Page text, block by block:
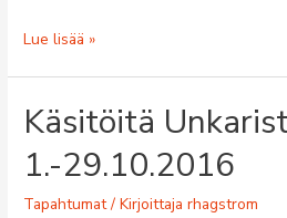
Jäsenilta
18.00
Tammisalissa
Lue lisää »
Käsitöitä
1.-29.10.2016
Tapahtumat/ Kirjoittajarhagstrom